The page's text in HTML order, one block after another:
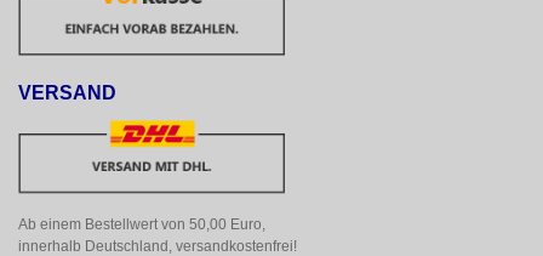
VERSAND
Ab einem Bestellwert von 50,00 Euro,
innerhalb Deutschland, versandkostenfrei!